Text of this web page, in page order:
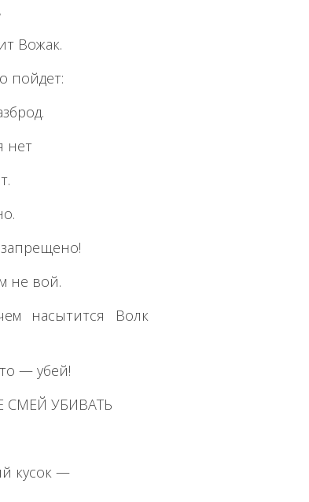
Вожак.
пойдет:
нет
не вой.
насытится Волк
— убей!
СМЕЙ УБИВАТЬ
кусок —